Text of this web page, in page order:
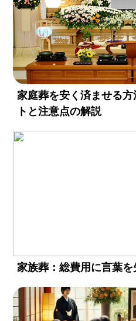
家庭葬を安く済ませる
トと注意点の解説
家族葬：総費用に言葉を